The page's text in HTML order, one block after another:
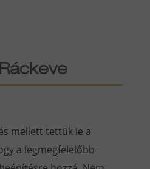
mellett tettük le a
a legmegfelelőbb